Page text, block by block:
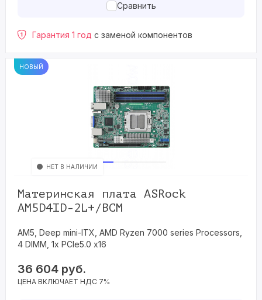
Сравнить
Гарантия 1 год с заменой компонентов
НОВЫЙ
НЕТ В НАЛИЧИИ
Материнская плата ASRock
AM5D4ID-2L+/BCM
AM5, Deep mini-ITX, AMD Ryzen 7000 series Processors,
4 DIMM, 1x PCIe5.0 x16
36 604 руб.
ЦЕНА ВКЛЮЧАЕТ НДС 7%